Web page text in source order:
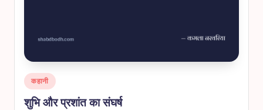
Posted
in
कहानी
शुभि और प्रशांत का संघर्ष